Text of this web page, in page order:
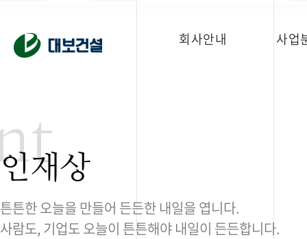
회사안내 사업
인재상
튼튼한 오늘을 만들어 든든한 내일을 엽니다.
사람도, 기업도 오늘이 튼튼해야 내일이 든든합니다.